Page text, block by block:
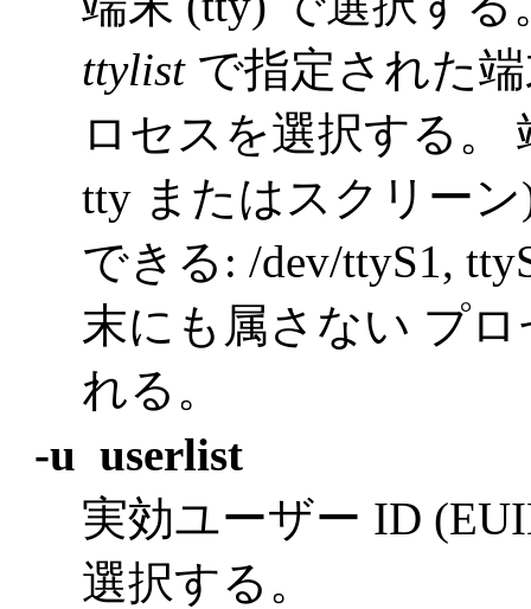
ttylistで指定された
ロセスを選択する。
tty またはスクリー
できる: /dev/ttyS1,
末にも属さない プ
れる。
-u userlist
実効ユーザー ID
選択する。